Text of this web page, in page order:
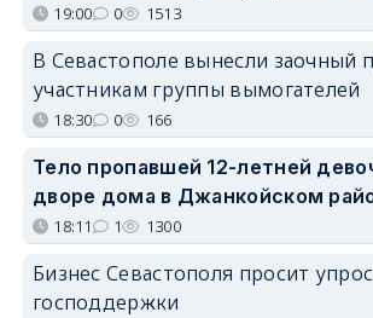
19:00 0 1513
В Севастополе вынесли заочный
участникам группы вымогателей
18:30 0 166
Тело пропавшей 12-летней
дворе дома в Джанкойском
18:11 1 1300
Бизнес Севастополя просит
господдержки